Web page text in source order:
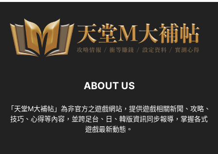
ABOUT US
「天堂M大補帖」為非官方之遊戲網站，提供遊戲相關新聞、攻略、
技巧、心得等內容，並跨足台、日、韓版資訊同步報導，掌握各式
遊戲最新動態。